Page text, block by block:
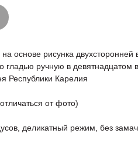
основе рисунка двухсторонней
гладью ручную в девятнадцатом
Республики Карелия
от фото)
деликатный режим, без